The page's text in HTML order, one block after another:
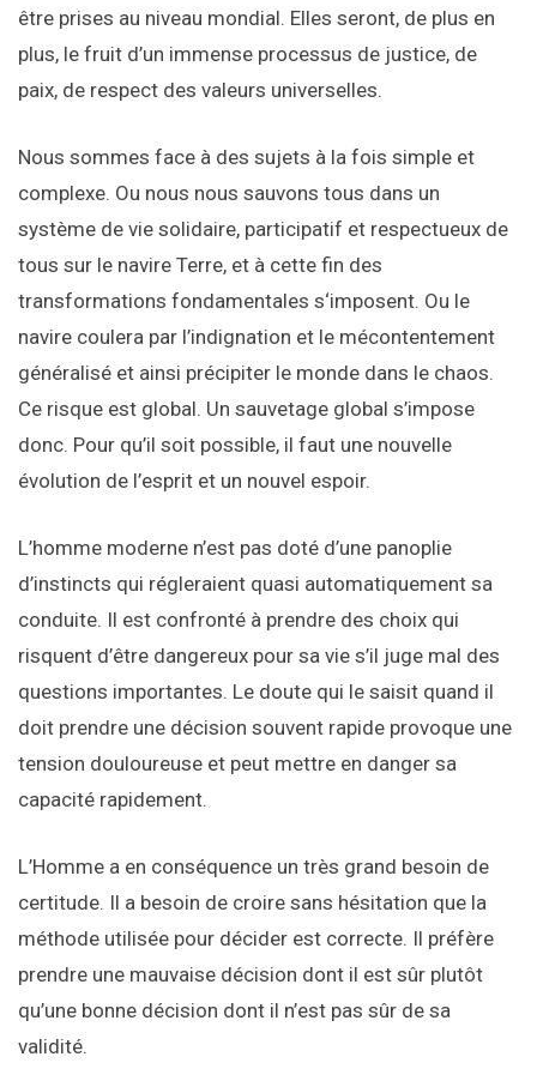
être prises au niveau mondial. Elles seront, de plus en
plus, le fruit d’un immense processus de justice, de
paix, de respect des valeurs universelles.
Nous sommes face à des sujets à la fois simple et
complexe. Ou nous nous sauvons tous dans un
système de vie solidaire, participatif et respectueux de
tous sur le navire Terre, et à cette fin des
transformations fondamentales s‘imposent. Ou le
navire coulera par l’indignation et le mécontentement
généralisé et ainsi précipiter le monde dans le chaos.
Ce risque est global. Un sauvetage global s’impose
donc. Pour qu’il soit possible, il faut une nouvelle
évolution de l’esprit et un nouvel espoir.
L’homme moderne n’est pas doté d’une panoplie
d’instincts qui régleraient quasi automatiquement sa
conduite. Il est confronté à prendre des choix qui
risquent d’être dangereux pour sa vie s’il juge mal des
questions importantes. Le doute qui le saisit quand il
doit prendre une décision souvent rapide provoque une
tension douloureuse et peut mettre en danger sa
capacité rapidement.
L’Homme a en conséquence un très grand besoin de
certitude. Il a besoin de croire sans hésitation que la
méthode utilisée pour décider est correcte. Il préfère
prendre une mauvaise décision dont il est sûr plutôt
qu’une bonne décision dont il n’est pas sûr de sa
validité.